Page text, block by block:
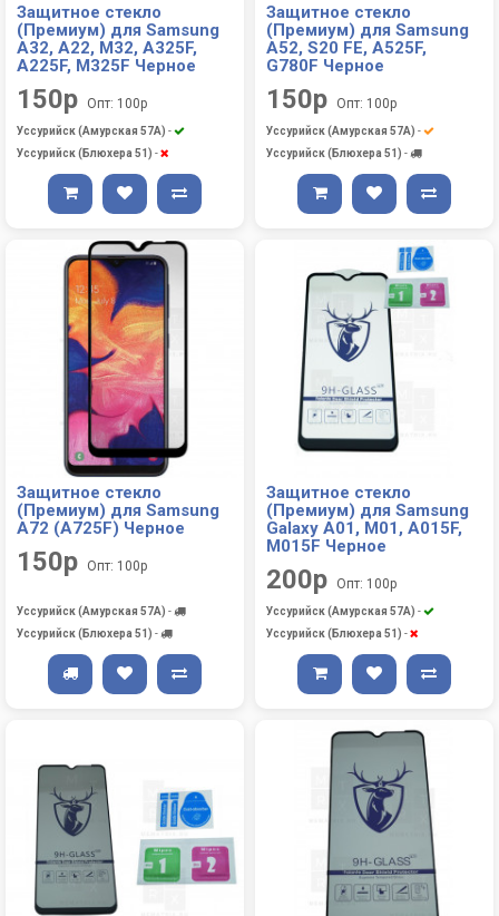
Защитное стекло
(Премиум) для Samsung
A32, A22, M32, A325F,
A225F, M325F Черное
150р Опт: 100р
Уссурийск (Амурская 57А) -
Уссурийск (Блюхера 51) -
Защитное стекло
(Премиум) для Samsung
A52, S20 FE, A525F,
G780F Черное
150р Опт: 100р
Уссурийск (Амурская 57А) -
Уссурийск (Блюхера 51) -
Защитное стекло
(Премиум) для Samsung
A72 (A725F) Черное
150р Опт: 100р
Уссурийск (Амурская 57А) -
Уссурийск (Блюхера 51) -
Защитное стекло
(Премиум) для Samsung
Galaxy A01, M01, A015F,
M015F Черное
200р Опт: 100р
Уссурийск (Амурская 57А) -
Уссурийск (Блюхера 51) -